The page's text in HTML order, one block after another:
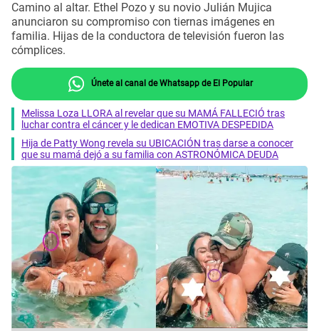
Camino al altar. Ethel Pozo y su novio Julián Mujica
anunciaron su compromiso con tiernas imágenes en
familia. Hijas de la conductora de televisión fueron las
cómplices.
Únete al canal de Whatsapp de El Popular
Melissa Loza LLORA al revelar que su MAMÁ FALLECIÓ tras
luchar contra el cáncer y le dedican EMOTIVA DESPEDIDA
Hija de Patty Wong revela su UBICACIÓN tras darse a conocer
que su mamá dejó a su familia con ASTRONÓMICA DEUDA